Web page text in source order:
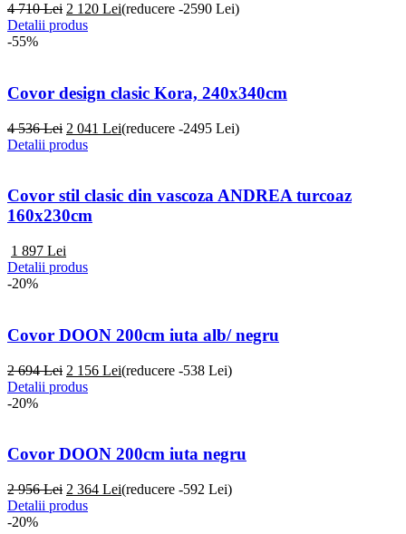
4 710 Lei 2 120 Lei(reducere -2590 Lei)
Detalii produs
-55%
Covor design clasic Kora, 240x340cm
4 536 Lei 2 041 Lei(reducere -2495 Lei)
Detalii produs
Covor stil clasic din vascoza ANDREA turcoaz
160x230cm
1 897 Lei
Detalii produs
-20%
Covor DOON 200cm iuta alb/ negru
2 694 Lei 2 156 Lei(reducere -538 Lei)
Detalii produs
-20%
Covor DOON 200cm iuta negru
2 956 Lei 2 364 Lei(reducere -592 Lei)
Detalii produs
-20%